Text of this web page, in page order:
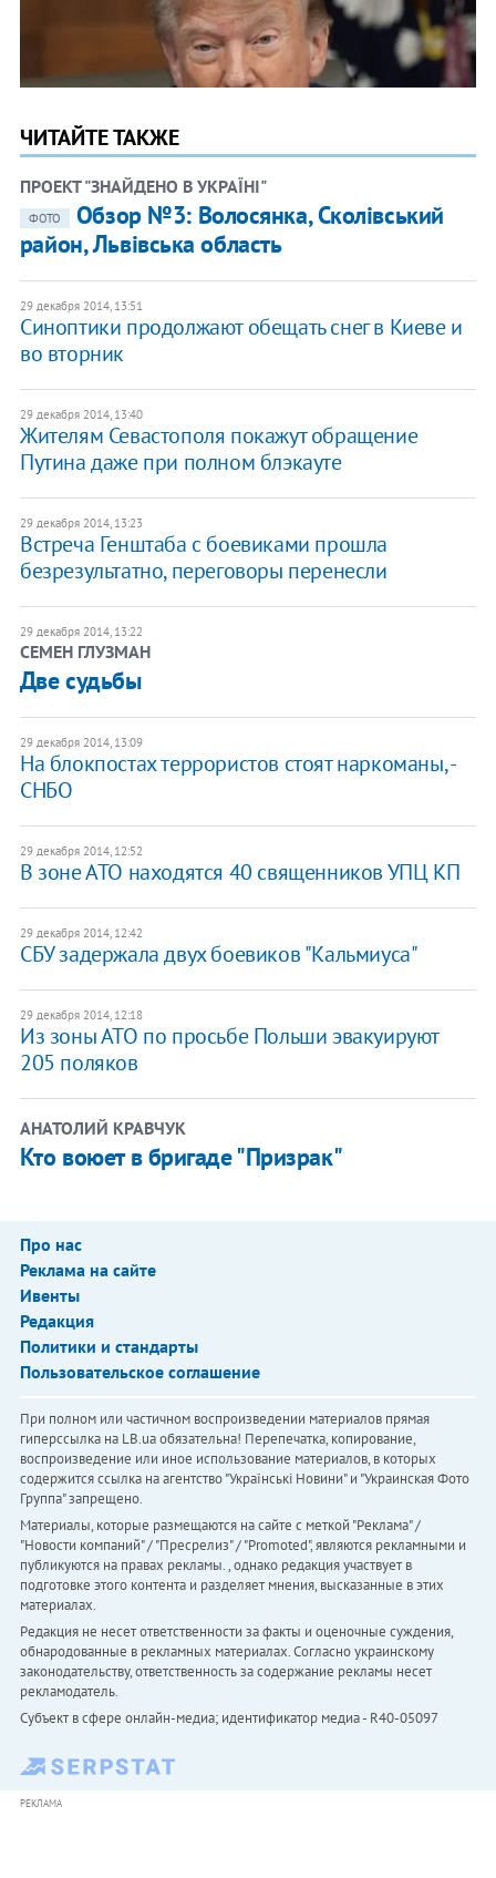
ЧИТАЙТЕ ТАКЖЕ
ПРОЕКТ "ЗНАЙДЕНО В УКРАЇНІ"
ФОТО
Обзор №3: Волосянка, Сколівський
район, Львівська область
29 декабря 2014, 13:51
Синоптики продолжают обещать снег в Киеве и
во вторник
29 декабря 2014, 13:40
Жителям Севастополя покажут обращение
Путина даже при полном блэкауте
29 декабря 2014, 13:23
Встреча Генштаба с боевиками прошла
безрезультатно, переговоры перенесли
29 декабря 2014, 13:22
СЕМЕН ГЛУЗМАН
Две судьбы
29 декабря 2014, 13:09
На блокпостах террористов стоят наркоманы, -
СНБО
29 декабря 2014, 12:52
В зоне АТО находятся 40 священников УПЦ КП
29 декабря 2014, 12:42
СБУ задержала двух боевиков "Кальмиуса"
29 декабря 2014, 12:18
Из зоны АТО по просьбе Польши эвакуируют
205 поляков
АНАТОЛИЙ КРАВЧУК
Кто воюет в бригаде "Призрак"
Про нас
Реклама на сайте
Ивенты
Редакция
Политики и стандарты
Пользовательское соглашение
При полном или частичном воспроизведении материалов прямая
гиперссылка на LB.ua обязательна! Перепечатка, копирование,
воспроизведение или иное использование материалов, в которых
содержится ссылка на агентство "Українськi Новини" и "Украинская Фото
Группа" запрещено.
Материалы, которые размещаются на сайте с меткой "Реклама" /
"Новости компаний" / "Пресрелиз" / "Promoted", являются рекламными и
публикуются на правах рекламы. , однако редакция участвует в
подготовке этого контента и разделяет мнения, высказанные в этих
материалах.
Редакция не несет ответственности за факты и оценочные суждения,
обнародованные в рекламных материалах. Согласно украинскому
законодательству, ответственность за содержание рекламы несет
рекламодатель.
Субъект в сфере онлайн-медиа; идентификатор медиа - R40-05097
РЕКЛАМА